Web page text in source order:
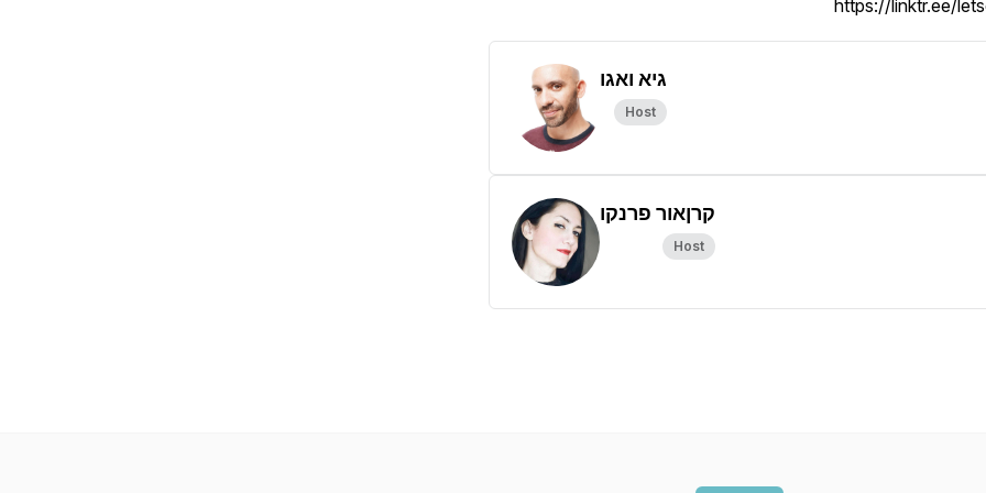
https://linktr.ee/
גיא ואגו
Host
קרןאור פרנקו
Host